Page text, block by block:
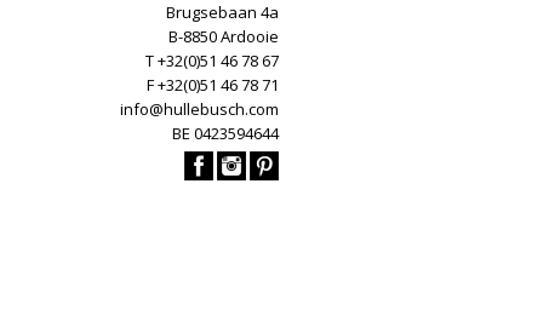
Brugsebaan 4a
B-8850 Ardooie
T +32(0)51 46 78 67
F +32(0)51 46 78 71
info@hullebusch.com
BE 0423594644